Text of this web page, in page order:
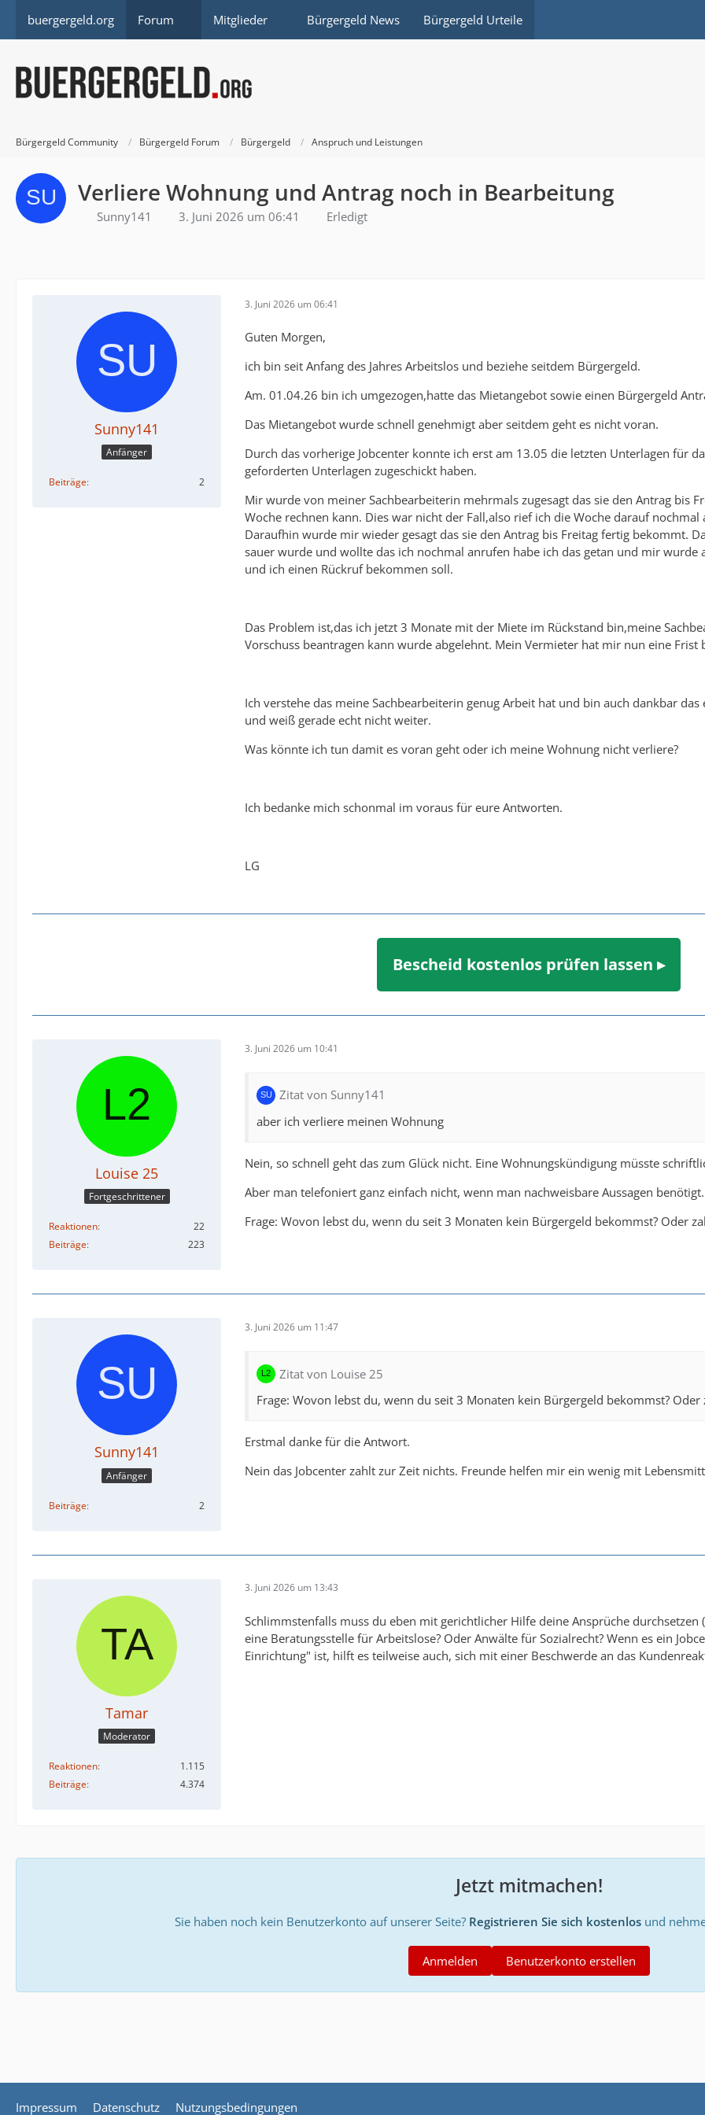
buergergeld.org Forum Mitglieder Bürgergeld News Bürgergeld Urteile
Bürgergeld Community Bürgergeld Forum Bürgergeld Anspruch und Leistungen
Verliere Wohnung und Antrag noch in Bearbeitung
Sunny141 3. Juni 2026 um 06:41 Erledigt
Sunny141
Anfänger
Beiträge 2
3. Juni 2026 um 06:41
Guten Morgen,
ich bin seit Anfang des Jahres Arbeitslos und beziehe seitdem Bürgergeld.
Am. 01.04.26 bin ich umgezogen,hatte das Mietangebot sowie einen Bürgergeld
Das Mietangebot wurde schnell genehmigt aber seitdem geht es nicht voran.
Durch das vorherige Jobcenter konnte ich erst am 13.05 die letzten Unterlagen für
geforderten Unterlagen zugeschickt haben.
Mir wurde von meiner Sachbearbeiterin mehrmals zugesagt das sie den Antrag bis
Woche rechnen kann. Dies war nicht der Fall,also rief ich die Woche darauf
Daraufhin wurde mir wieder gesagt das sie den Antrag bis Freitag fertig bekommt.
sauer wurde und wollte das ich nochmal anrufen habe ich das getan und mir
und ich einen Rückruf bekommen soll.
Das Problem ist,das ich jetzt 3 Monate mit der Miete im Rückstand bin,meine
Vorschuss beantragen kann wurde abgelehnt. Mein Vermieter hat mir nun eine
Ich verstehe das meine Sachbearbeiterin genug Arbeit hat und bin auch dankbar
und weiß gerade echt nicht weiter.
Was könnte ich tun damit es voran geht oder ich meine Wohnung nicht verliere?
Ich bedanke mich schonmal im voraus für eure Antworten.
LG
Bescheid kostenlos prüfen lassen ▸
Louise 25
Fortgeschrittener
Reaktionen
22
Beiträge
223
3. Juni 2026 um 10:41
Zitat von Sunny141
aber ich verliere meinen Wohnung
Nein, so schnell geht das zum Glück nicht. Eine Wohnungskündigung müsste
Aber man telefoniert ganz einfach nicht, wenn man nachweisbare Aussagen benötigt.
Frage: Wovon lebst du, wenn du seit 3 Monaten kein Bürgergeld bekommst? Oder
Sunny141
Anfänger
Beiträge 2
3. Juni 2026 um 11:47
Zitat von Louise 25
Frage: Wovon lebst du, wenn du seit 3 Monaten kein Bürgergeld bekommst? Oder
Erstmal danke für die Antwort.
Nein das Jobcenter zahlt zur Zeit nichts. Freunde helfen mir ein wenig mit
Tamar
Moderator
Reaktionen
1.115
Beiträge
4.374
3. Juni 2026 um 13:43
Schlimmstenfalls muss du eben mit gerichtlicher Hilfe deine Ansprüche
eine Beratungsstelle für Arbeitslose? Oder Anwälte für Sozialrecht? Wenn es ein
Einrichtung" ist, hilft es teilweise auch, sich mit einer Beschwerde an das
Jetzt mitmachen!
Sie haben noch kein Benutzerkonto auf unserer Seite? Registrieren Sie sich kostenlosund
Benutzerkonto erstellen
Anmelden
Impressum Datenschutz Nutzungsbedingungen